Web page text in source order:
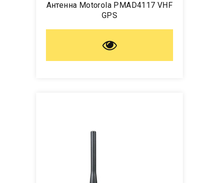
Антенна Motorola PMAD4117 VHF
GPS